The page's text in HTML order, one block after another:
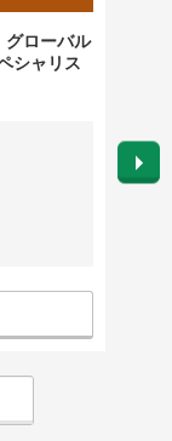
グローバル
シャリス
勤務
・つ